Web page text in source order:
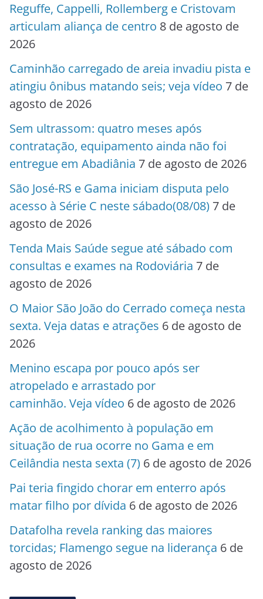
Reguffe, Cappelli, Rollemberg e Cristovam
articulam aliança de centro 8 de agosto de
2026
Caminhão carregado de areia invadiu pista e
atingiu ônibus matando seis; veja vídeo 7 de
agosto de 2026
Sem ultrassom: quatro meses após
contratação, equipamento ainda não foi
entregue em Abadiânia 7 de agosto de 2026
São José-RS e Gama iniciam disputa pelo
acesso à Série C neste sábado(08/08) 7 de
agosto de 2026
Tenda Mais Saúde segue até sábado com
consultas e exames na Rodoviária 7 de
agosto de 2026
O Maior São João do Cerrado começa nesta
sexta. Veja datas e atrações 6 de agosto de
2026
Menino escapa por pouco após ser
atropelado e arrastado por
caminhão. Veja vídeo 6 de agosto de 2026
Ação de acolhimento à população em
situação de rua ocorre no Gama e em
Ceilândia nesta sexta (7) 6 de agosto de 2026
Pai teria fingido chorar em enterro após
matar filho por dívida 6 de agosto de 2026
Datafolha revela ranking das maiores
torcidas; Flamengo segue na liderança 6 de
agosto de 2026